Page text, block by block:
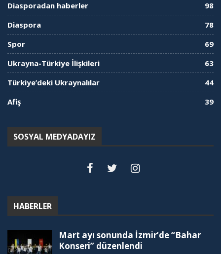
Diasporadan haberler
98
Diaspora
78
Spor
69
Ukrayna-Türkiye İlişkileri
63
Türkiye’deki Ukraynalılar
44
Afiş
39
SOSYAL MEDYADAYIZ
HABERLER
Mart ayı sonunda İzmir’de “Bahar
Konseri” düzenlendi